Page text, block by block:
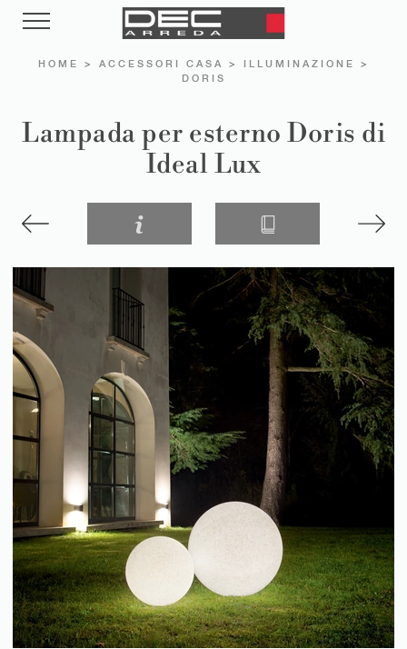
HOME > ACCESSORI CASA > ILLUMINAZIONE
>
DORIS
Lampada per esterno Doris di
Ideal Lux